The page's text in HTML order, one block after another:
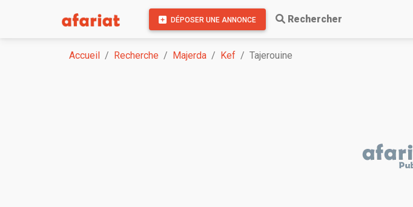
DÉPOSER UNE ANNONCE Rechercher
Accueil Recherche Majerda Kef Tajerouine